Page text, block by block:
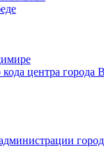
кода центра города